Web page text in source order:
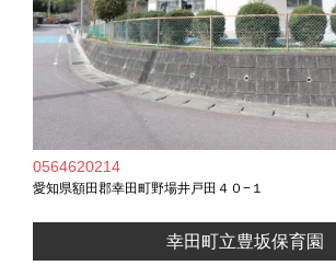
0564620214
愛知県額田郡幸田町野場井戸田４０−１
幸田町立豊坂保育園